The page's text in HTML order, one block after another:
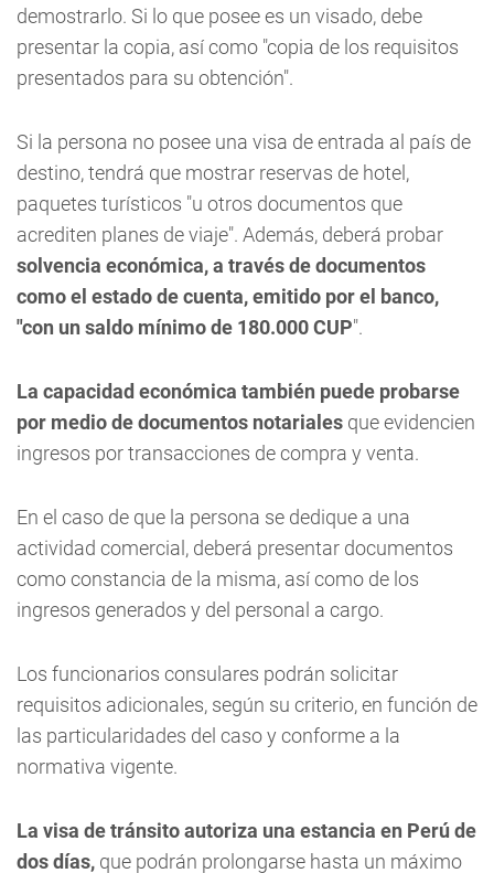
demostrarlo. Si lo que posee es un visado, debe
presentar la copia, así como "copia de los requisitos
presentados para su obtención".
Si la persona no posee una visa de entrada al país de
destino, tendrá que mostrar reservas de hotel,
paquetes turísticos "u otros documentos que
acrediten planes de viaje". Además, deberá probar
solvencia económica, a través de documentos
como el estado de cuenta, emitido por el banco,
"con un saldo mínimo de 180.000 CUP".
La capacidad económica también puede probarse
por medio de documentos notariales que evidencien
ingresos por transacciones de compra y venta.
En el caso de que la persona se dedique a una
actividad comercial, deberá presentar documentos
como constancia de la misma, así como de los
ingresos generados y del personal a cargo.
Los funcionarios consulares podrán solicitar
requisitos adicionales, según su criterio, en función de
las particularidades del caso y conforme a la
normativa vigente.
La visa de tránsito autoriza una estancia en Perú de
dos días, que podrán prolongarse hasta un máximo